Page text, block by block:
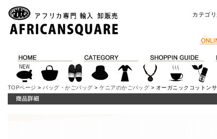
カテゴ
TOPページ > バッグ・かごバッグ >ケニアのかごバッグ > オーガニックコットン